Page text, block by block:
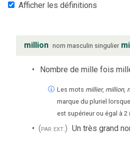
Afficher les définitions
million nom masculin singulier
Nombre de mille fois
Les mots millier, million,
marque du pluriel
est supérieur ou égal à 2
(par ext.) Un très grand